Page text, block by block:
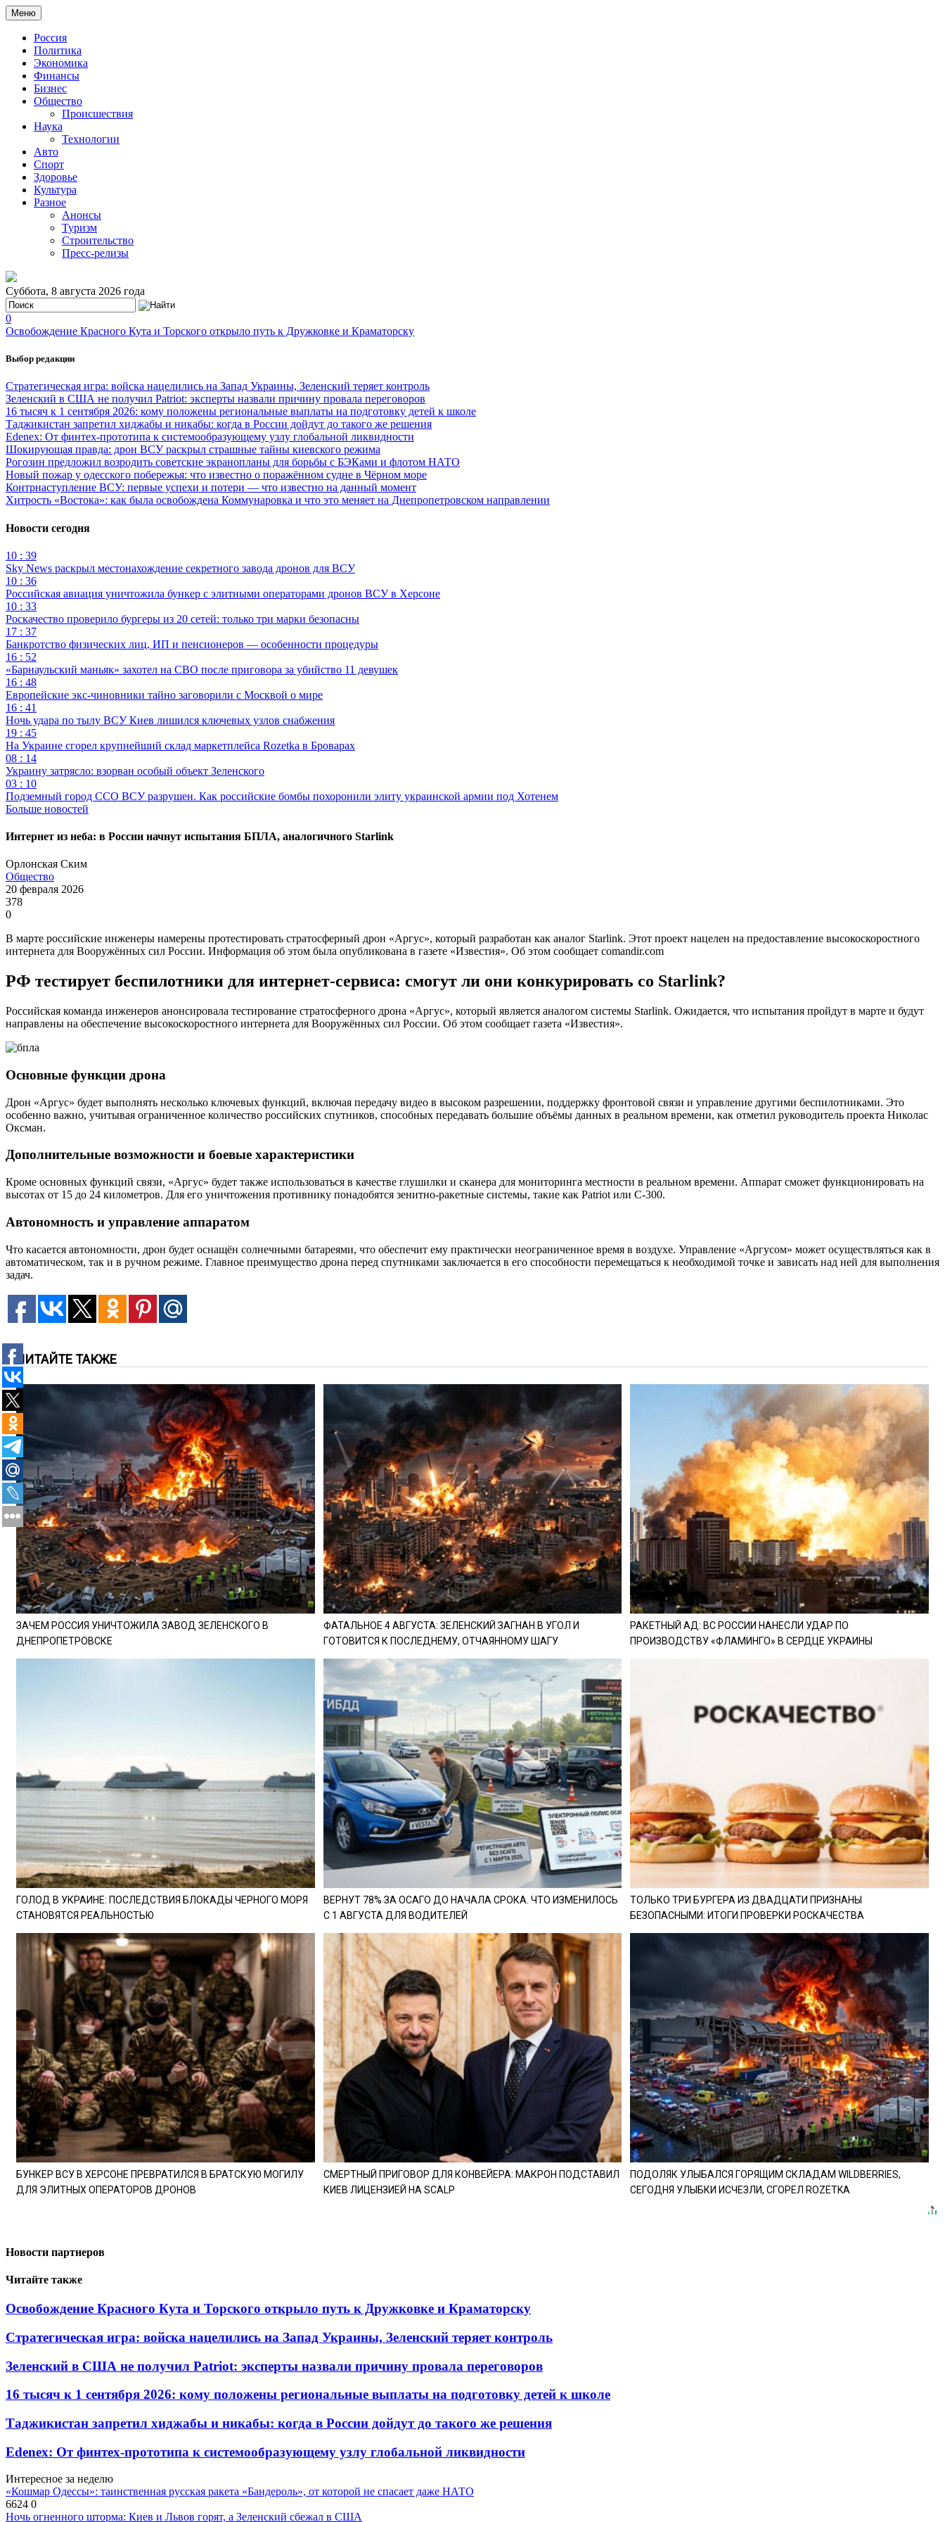
Меню
Россия
Политика
Экономика
Финансы
Бизнес
Общество
Происшествия
Наука
Технологии
Авто
Спорт
Здоровье
Культура
Разное
Анонсы
Туризм
Строительство
Пресс-релизы
Суббота, 8 августа 2026 года
0
Освобождение Красного Кута и Торского открыло путь к Дружковке и Краматорску
Выбор редакции
Стратегическая игра: войска нацелились на Запад Украины, Зеленский теряет контроль
Зеленский в США не получил Patriot: эксперты назвали причину провала переговоров
16 тысяч к 1 сентября 2026: кому положены региональные выплаты на подготовку детей к школе
Таджикистан запретил хиджабы и никабы: когда в России дойдут до такого же решения
Edenex: От финтех-прототипа к системообразующему узлу глобальной ликвидности
Шокирующая правда: дрон ВСУ раскрыл страшные тайны киевского режима
Рогозин предложил возродить советские экранопланы для борьбы с БЭКами и флотом НАТО
Новый пожар у одесского побережья: что известно о поражённом судне в Чёрном море
Контрнаступление ВСУ: первые успехи и потери — что известно на данный момент
Хитрость «Востока»: как была освобождена Коммунаровка и что это меняет на Днепропетровском направлении
Новости сегодня
10 : 39
Sky News раскрыл местонахождение секретного завода дронов для ВСУ
10 : 36
Российская авиация уничтожила бункер с элитными операторами дронов ВСУ в Херсоне
10 : 33
Роскачество проверило бургеры из 20 сетей: только три марки безопасны
17 : 37
Банкротство физических лиц, ИП и пенсионеров — особенности процедуры
16 : 52
«Барнаульский маньяк» захотел на СВО после приговора за убийство 11 девушек
16 : 48
Европейские экс-чиновники тайно заговорили с Москвой о мире
16 : 41
Ночь удара по тылу ВСУ Киев лишился ключевых узлов снабжения
19 : 45
На Украине сгорел крупнейший склад маркетплейса Rozetka в Броварах
08 : 14
Украину затрясло: взорван особый объект Зеленского
03 : 10
Подземный город ССО ВСУ разрушен. Как российские бомбы похоронили элиту украинской армии под Хотенем
Больше новостей
Интернет из неба: в России начнут испытания БПЛА, аналогичного Starlink
Орлонская Ским
Общество
20 февраля 2026
378
0
В марте российские инженеры намерены протестировать стратосферный дрон «Аргус», который разработан как аналог Starlink. Этот проект нацелен на предоставление высокоскоростного
интернета для Вооружённых сил России. Информация об этом была опубликована в газете «Известия». Об этом сообщает comandir.com
РФ тестирует беспилотники для интернет-сервиса: смогут ли они конкурировать со Starlink?
Российская команда инженеров анонсировала тестирование стратосферного дрона «Аргус», который является аналогом системы Starlink. Ожидается, что испытания пройдут в марте и будут
направлены на обеспечение высокоскоростного интернета для Вооружённых сил России. Об этом сообщает газета «Известия».
Основные функции дрона
Дрон «Аргус» будет выполнять несколько ключевых функций, включая передачу видео в высоком разрешении, поддержку фронтовой связи и управление другими беспилотниками. Это
особенно важно, учитывая ограниченное количество российских спутников, способных передавать большие объёмы данных в реальном времени, как отметил руководитель проекта Николас
Оксман.
Дополнительные возможности и боевые характеристики
Кроме основных функций связи, «Аргус» будет также использоваться в качестве глушилки и сканера для мониторинга местности в реальном времени. Аппарат сможет функционировать на
высотах от 15 до 24 километров. Для его уничтожения противнику понадобятся зенитно-ракетные системы, такие как Patriot или С-300.
Автономность и управление аппаратом
Что касается автономности, дрон будет оснащён солнечными батареями, что обеспечит ему практически неограниченное время в воздухе. Управление «Аргусом» может осуществляться как в
автоматическом, так и в ручном режиме. Главное преимущество дрона перед спутниками заключается в его способности перемещаться к необходимой точке и зависать над ней для выполнения
задач.
ЧИТАЙТЕ ТАКЖЕ
ЗАЧЕМ РОССИЯ УНИЧТОЖИЛА ЗАВОД ЗЕЛЕНСКОГО В
ДНЕПРОПЕТРОВСКЕ
ФАТАЛЬНОЕ 4 АВГУСТА: ЗЕЛЕНСКИЙ ЗАГНАН В УГОЛ И
ГОТОВИТСЯ К ПОСЛЕДНЕМУ, ОТЧАЯННОМУ ШАГУ
РАКЕТНЫЙ АД: ВС РОССИИ НАНЕСЛИ УДАР ПО
ПРОИЗВОДСТВУ «ФЛАМИНГО» В СЕРДЦЕ УКРАИНЫ
ГОЛОД В УКРАИНЕ: ПОСЛЕДСТВИЯ БЛОКАДЫ ЧЕРНОГО МОРЯ
СТАНОВЯТСЯ РЕАЛЬНОСТЬЮ
ВЕРНУТ 78% ЗА ОСАГО ДО НАЧАЛА СРОКА. ЧТО ИЗМЕНИЛОСЬ
С 1 АВГУСТА ДЛЯ ВОДИТЕЛЕЙ
ТОЛЬКО ТРИ БУРГЕРА ИЗ ДВАДЦАТИ ПРИЗНАНЫ
БЕЗОПАСНЫМИ: ИТОГИ ПРОВЕРКИ РОСКАЧЕСТВА
БУНКЕР ВСУ В ХЕРСОНЕ ПРЕВРАТИЛСЯ В БРАТСКУЮ МОГИЛУ
ДЛЯ ЭЛИТНЫХ ОПЕРАТОРОВ ДРОНОВ
СМЕРТНЫЙ ПРИГОВОР ДЛЯ КОНВЕЙЕРА: МАКРОН ПОДСТАВИЛ
КИЕВ ЛИЦЕНЗИЕЙ НА SCALP
ПОДОЛЯК УЛЫБАЛСЯ ГОРЯЩИМ СКЛАДАМ WILDBERRIES,
СЕГОДНЯ УЛЫБКИ ИСЧЕЗЛИ, СГОРЕЛ ROZETKA
Новости партнеров
Читайте также
Освобождение Красного Кута и Торского открыло путь к Дружковке и Краматорску
Стратегическая игра: войска нацелились на Запад Украины, Зеленский теряет контроль
Зеленский в США не получил Patriot: эксперты назвали причину провала переговоров
16 тысяч к 1 сентября 2026: кому положены региональные выплаты на подготовку детей к школе
Таджикистан запретил хиджабы и никабы: когда в России дойдут до такого же решения
Edenex: От финтех-прототипа к системообразующему узлу глобальной ликвидности
Интересное за неделю
«Кошмар Одессы»: таинственная русская ракета «Бандероль», от которой не спасает даже НАТО
6624 0
Ночь огненного шторма: Киев и Львов горят, а Зеленский сбежал в США